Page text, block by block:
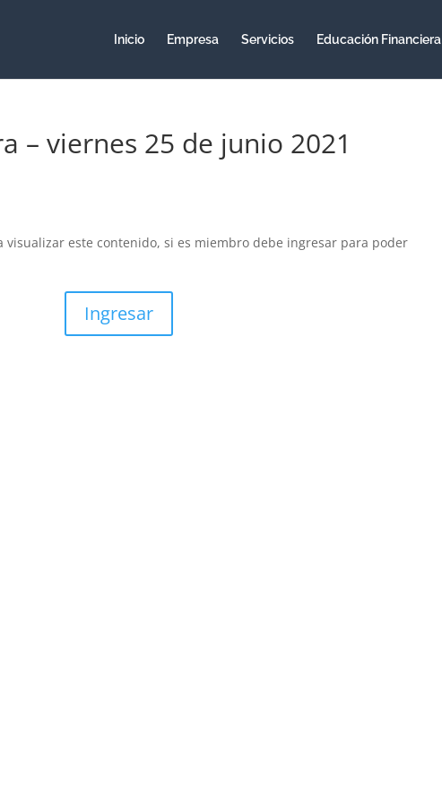
Inicio Empresa Servicios Educación Financiera
– viernes 25 de junio 2021
visualizar este contenido, si es miembro debe ingresar para poder
Ingresar